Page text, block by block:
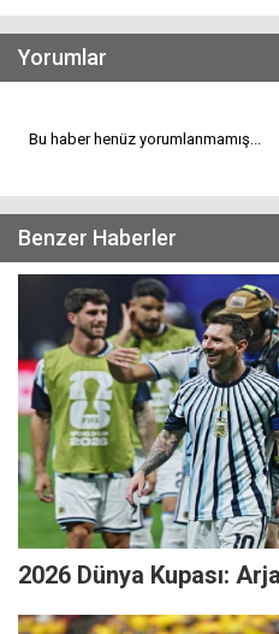
Yorumlar
Bu haber henüz yorumlanmamış...
Benzer Haberler
2026 Dünya Kupası: